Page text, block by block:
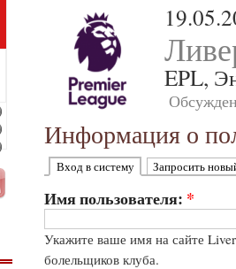
EPL,
Информация о
Вход в систему Запросить
Имя пользователя: *
Укажите ваше имя на сайте
болельщиков клуба.